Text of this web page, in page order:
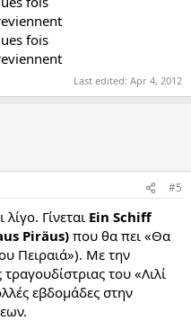
fois
Last edited: Apr 4, 2012
#5
Γίνεται Ein Schiff
Piräus) που θα πει «Θα
Πειραιά»). Με την
τραγουδίστριας του «Λιλί
εβδομάδες στην